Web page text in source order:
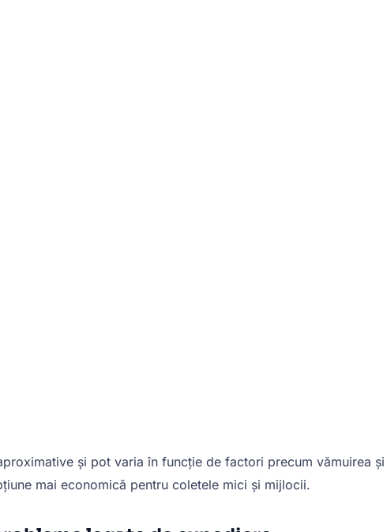
și pot varia în funcție de factori precum vămuirea
mai economică pentru coletele mici și mijlocii.